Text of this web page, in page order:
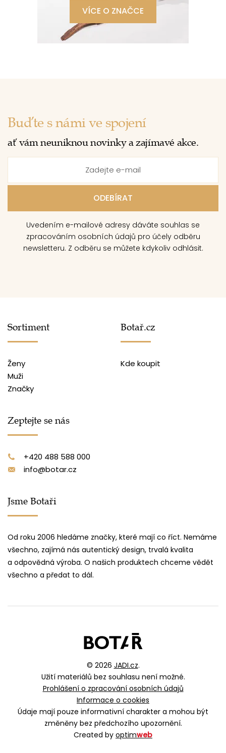
VÍCE O ZNAČCE
Buďte s námi ve spojení
ať vám neuniknou novinky a zajímavé akce.
Uvedením e-mailové adresy dáváte souhlas se
zpracováním osobních údajů pro účely odběru
newsletteru. Z odběru se můžete kdykoliv odhlásit.
Sortiment
Ženy
Muži
Značky
Botař.cz
Kde koupit
Zeptejte se nás
+420 488 588 000
info@botar.cz
Jsme Botaři
Od roku 2006 hledáme značky, které mají co říct. Nemáme
všechno, zajímá nás autentický design, trvalá kvalita
a odpovědná výroba. O našich produktech chceme vědět
všechno a předat to dál.
© 2026 JADI.cz.
Užití materiálů bez souhlasu není možné.
Prohlášení o zpracování osobních údajů
Informace o cookies
Údaje mají pouze informativní charakter a mohou být
změněny bez předchozího upozornění.
Created by optimweb